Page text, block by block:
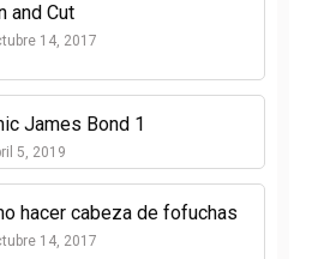
and Cut
14, 2017
James Bond 1
5, 2019
hacer cabeza de fofuchas
14, 2017